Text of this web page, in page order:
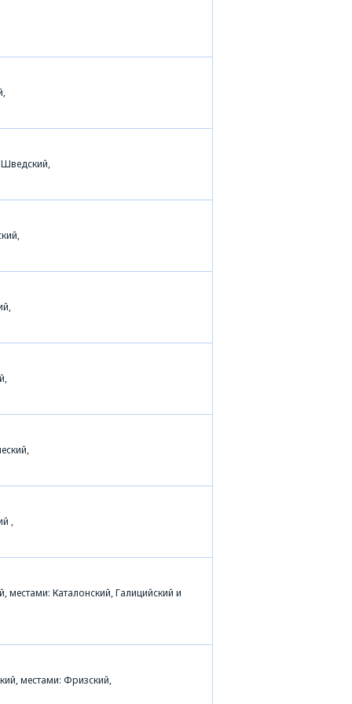
,
местами: Каталонский, Галицийский и
местами: Фризский,